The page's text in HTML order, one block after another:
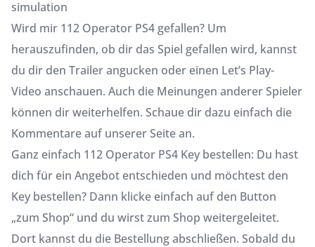
simulation
Wird mir 112 Operator PS4 gefallen? Um
herauszufinden, ob dir das Spiel gefallen wird, kannst
du dir den Trailer angucken oder einen Let’s Play-
Video anschauen. Auch die Meinungen anderer Spieler
können dir weiterhelfen. Schaue dir dazu einfach die
Kommentare auf unserer Seite an.
Ganz einfach 112 Operator PS4 Key bestellen: Du hast
dich für ein Angebot entschieden und möchtest den
Key bestellen? Dann klicke einfach auf den Button
„zum Shop“ und du wirst zum Shop weitergeleitet.
Dort kannst du die Bestellung abschließen. Sobald du